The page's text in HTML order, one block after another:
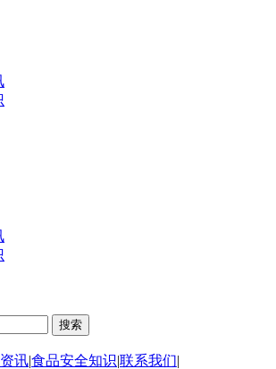
讯|食品安全知识|联系我们|